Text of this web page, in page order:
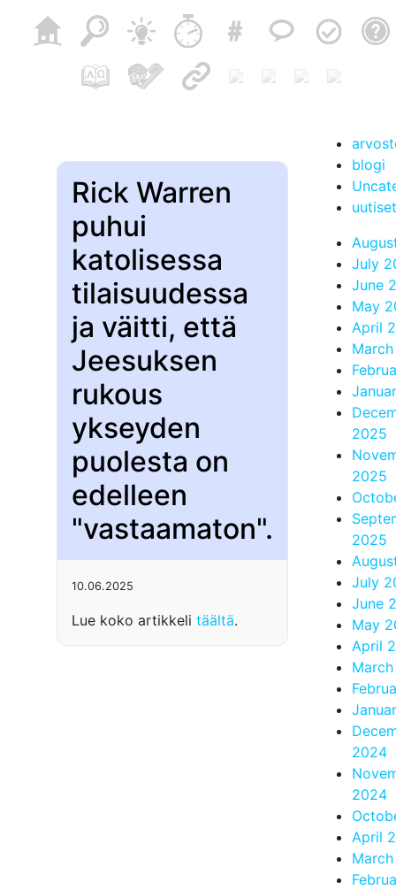
Rick Warren
puhui
katolisessa
tilaisuudessa
ja väitti, että
Jeesuksen
rukous
ykseyden
puolesta on
edelleen
"vastaamaton".
10.06.2025
Lue koko artikkeli täältä.
blogi
uutiset
July
June
May
April
2025
2025
2025
July
June
May
April
2024
2024
April